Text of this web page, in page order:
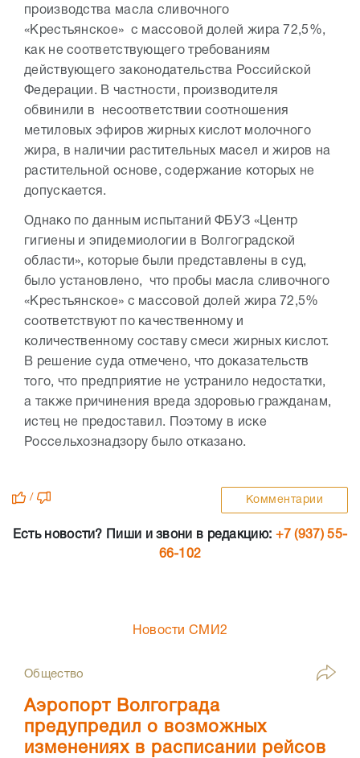
производства масла сливочного
«Крестьянское» с массовой долей жира 72,5%,
как не соответствующего требованиям
действующего законодательства Российской
Федерации. В частности, производителя
обвинили в несоответствии соотношения
метиловых эфиров жирных кислот молочного
жира, в наличии растительных масел и жиров на
растительной основе, содержание которых не
допускается.
Однако по данным испытаний ФБУЗ «Центр
гигиены и эпидемиологии в Волгоградской
области», которые были представлены в суд,
было установлено, что пробы масла сливочного
«Крестьянское» с массовой долей жира 72,5%
соответствуют по качественному и
количественному составу смеси жирных кислот.
В решение суда отмечено, что доказательств
того, что предприятие не устранило недостатки,
а также причинения вреда здоровью гражданам,
истец не предоставил. Поэтому в иске
Россельхознадзору было отказано.
/ Комментарии
Есть новости? Пиши и звони в редакцию: +7 (937) 55-
66-102
Новости СМИ2
Общество
Аэропорт Волгограда
предупредил о возможных
изменениях в расписании рейсов